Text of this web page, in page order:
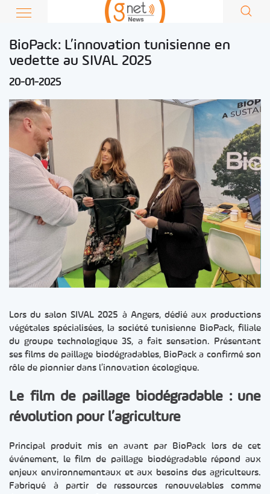
BioPack: L’innovation tunisienne en
vedette au SIVAL 2025
20-01-2025
Lors du salon SIVAL 2025 à Angers, dédié aux productions
végétales spécialisées, la société tunisienne BioPack, filiale
du groupe technologique 3S, a fait sensation. Présentant
ses films de paillage biodégradables, BioPack a confirmé son
rôle de pionnier dans l’innovation écologique.
Le film de paillage biodégradable : une
révolution pour l’agriculture
Principal produit mis en avant par BioPack lors de cet
événement, le film de paillage biodégradable répond aux
enjeux environnementaux et aux besoins des agriculteurs.
Fabriqué à partir de ressources renouvelables comme